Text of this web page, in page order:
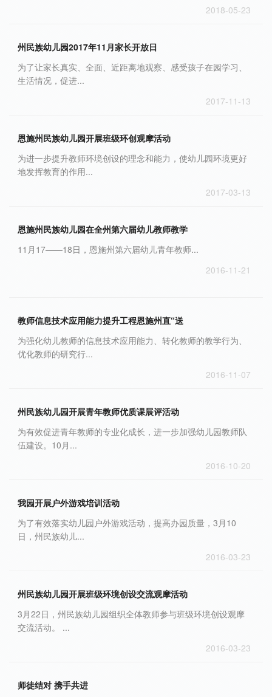
2018-05-23
州民族幼儿园2017年11月家长开放日
为了让家长真实、全面、近距离地观察、感受孩子在园学习、
生活情况，促进...
2017-11-13
恩施州民族幼儿园开展班级环创观摩活动
为进一步提升教师环境创设的理念和能力，使幼儿园环境更好
地发挥教育的作用...
2017-03-13
恩施州民族幼儿园在全州第六届幼儿教师教学
11月17——18日，恩施州第六届幼儿青年教师...
2016-11-21
教师信息技术应用能力提升工程恩施州直“送
为强化幼儿教师的信息技术应用能力、转化教师的教学行为、
优化教师的研究行...
2016-11-07
州民族幼儿园开展青年教师优质课展评活动
为有效促进青年教师的专业化成长，进一步加强幼儿园教师队
伍建设。10月...
2016-10-20
我园开展户外游戏培训活动
为了有效落实幼儿园户外游戏活动，提高办园质量，3月10
日，州民族幼儿...
2016-03-23
州民族幼儿园开展班级环境创设交流观摩活动
3月22日，州民族幼儿园组织全体教师参与班级环境创设观摩
交流活动。 ...
2016-03-23
师徒结对 携手共进